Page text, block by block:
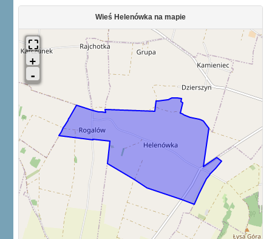
Wieś Helenówka na mapie